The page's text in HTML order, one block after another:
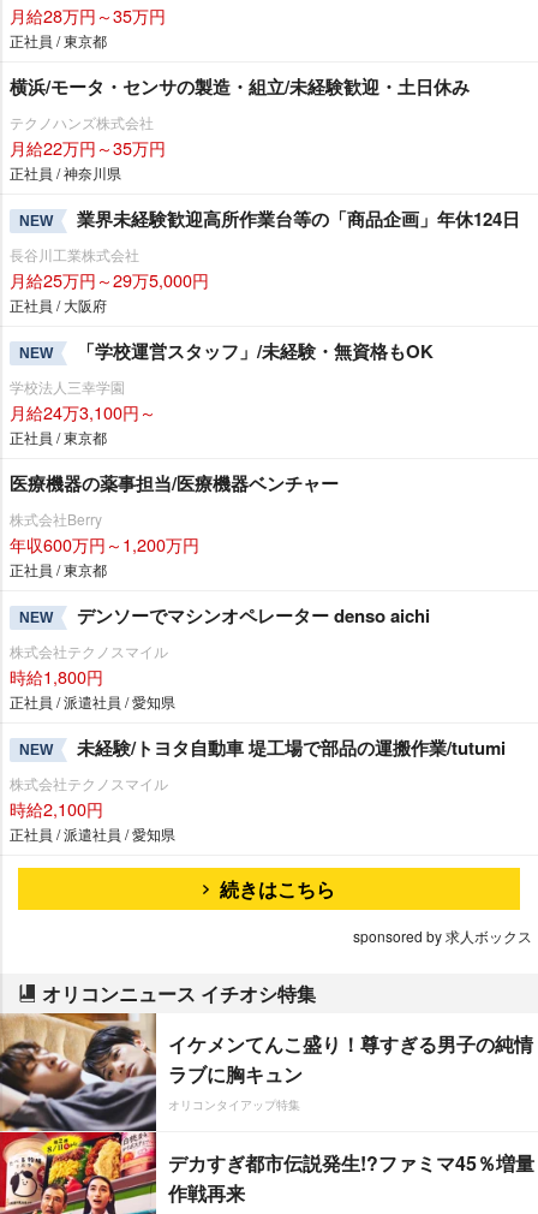
月給28万円～35万円
正社員 / 東京都
横浜/モータ・センサの製造・組立/未経験歓迎・土日休み
テクノハンズ株式会社
月給22万円～35万円
正社員 / 神奈川県
NEW 業界未経験歓迎高所作業台等の「商品企画」年休124日
長谷川工業株式会社
月給25万円～29万5,000円
正社員 / 大阪府
NEW 「学校運営スタッフ」/未経験・無資格もOK
学校法人三幸学園
月給24万3,100円～
正社員 / 東京都
医療機器の薬事担当/医療機器ベンチャー
株式会社Berry
年収600万円～1,200万円
正社員 / 東京都
NEW デンソーでマシンオペレーター denso aichi
株式会社テクノスマイル
時給1,800円
正社員 / 派遣社員 / 愛知県
NEW 未経験/トヨタ自動車 堤工場で部品の運搬作業/tutumi
株式会社テクノスマイル
時給2,100円
正社員 / 派遣社員 / 愛知県
続きはこちら
sponsored by 求人ボックス
オリコンニュース イチオシ特集
イケメンてんこ盛り！尊すぎる男子の純情
ラブに胸キュン
オリコンタイアップ特集
デカすぎ都市伝説発生!?ファミマ45％増量
作戦再来